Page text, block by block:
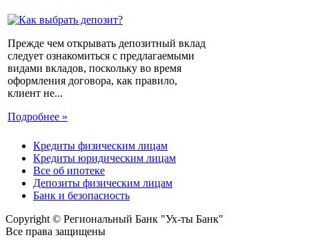
Прежде чем открывать депозитный вклад
следует ознакомиться с предлагаемыми
видами вкладов, поскольку во время
оформления договора, как правило,
клиент не...
Подробнее »
Кредиты физическим лицам
Кредиты юридическим лицам
Все об ипотеке
Депозиты физическим лицам
Банк и безопасность
Copyright © Региональный Банк "Ух-ты Банк"
Все права защищены